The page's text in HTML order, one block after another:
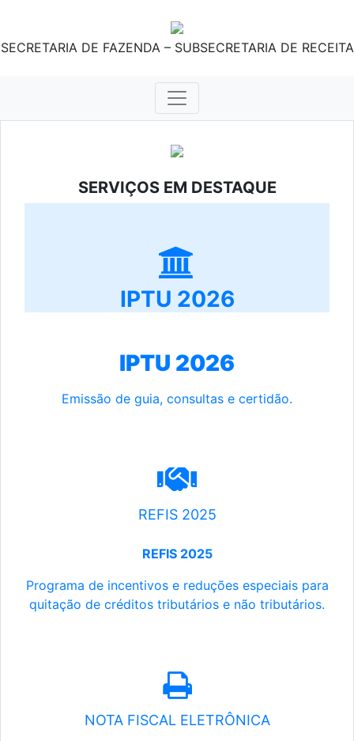
SECRETARIA DE FAZENDA – SUBSECRETARIA DE RECEITA
SERVIÇOS EM DESTAQUE
IPTU 2026
IPTU 2026
Emissão de guia, consultas e certidão.
REFIS 2025
REFIS 2025
Programa de incentivos e reduções especiais para
quitação de créditos tributários e não tributários.
NOTA FISCAL ELETRÔNICA